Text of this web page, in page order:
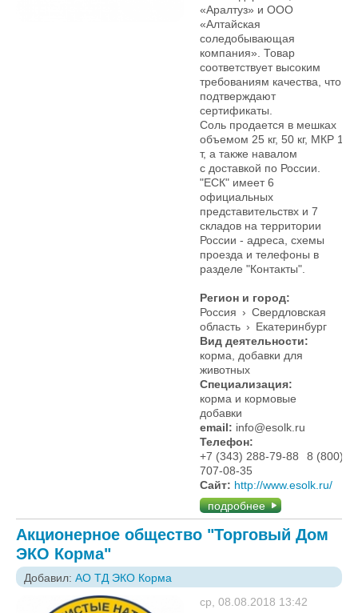
«Аралтуз» и ООО
«Алтайская
соледобывающая
компания». Товар
соответствует высоким
требованиям качества, что
подтверждают
сертификаты.
Соль продается в мешках
объемом 25 кг, 50 кг, МКР 1
т, а также навалом
с доставкой по России.
"ЕСК" имеет 6
официальных
представительствх и 7
складов на территории
России - адреса, схемы
проезда и телефоны в
разделе "Контакты".
Регион и город:
Россия › Свердловская
область › Екатеринбург
Вид деятельности:
корма, добавки для
животных
Специализация:
корма и кормовые
добавки
email: info@esolk.ru
Телефон:
+7 (343) 288-79-88
8 (800)
707-08-35
Сайт: http://www.esolk.ru/
подробнее
Акционерное общество "Торговый Дом
ЭКО Корма"
Добавил: АО ТД ЭКО Корма
ср, 08.08.2018 13:42